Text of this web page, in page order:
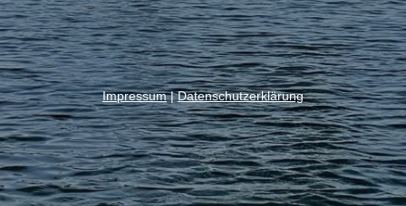
Impressum|Datenschutzerklärung